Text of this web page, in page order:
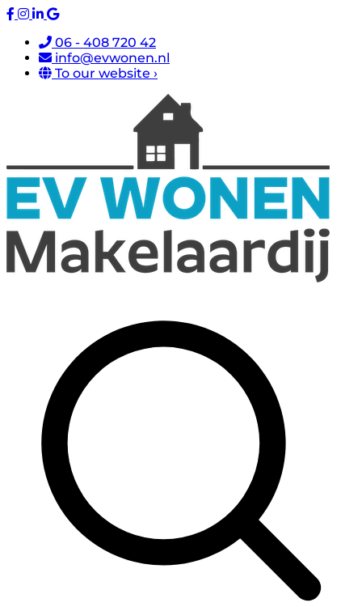
06 - 408 720 42
info@evwonen.nl
To our website ›